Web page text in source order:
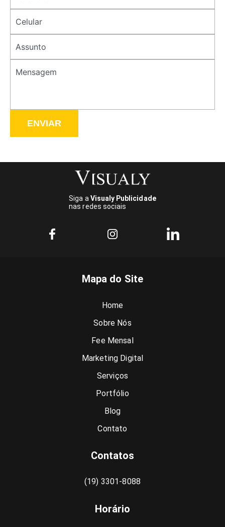
ENVIAR
Siga a Visualy Publicidade
nas redes sociais
Mapa do Site
Home
Sobre Nós
Fee Mensal
Marketing Digital
Serviços
Portfólio
Blog
Contato
Contatos
(19) 3301-8088
Horário